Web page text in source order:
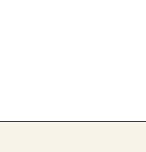
GARANZIA E UTILIZZO